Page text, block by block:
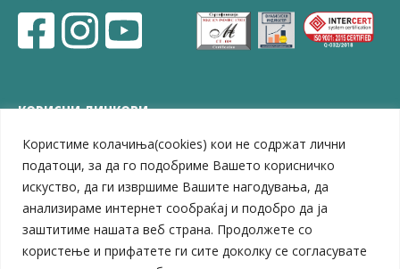
Користиме колачиња(cookies) кои не содржат лични
податоци, за да го подобриме Вашето корисничко
искуство, да ги извршиме Вашите нагодувања, да
анализираме интернет сообраќај и подобро да ја
заштитиме нашата веб страна. Продолжете со
користење и прифатете ги сите доколку се согласувате
КОРИСНИ ЛИНКОВИ
ЗЕЛС – Заедница на единиците на локална самоуправа
Центар за развој на Вардарски плански регион
Јавно комунално претпријатие „Дервен“
ЈПССО „Парк – спорт и паркинзи“
ЛУ „Народен Музеј“
Влада на Република Северна Македонија